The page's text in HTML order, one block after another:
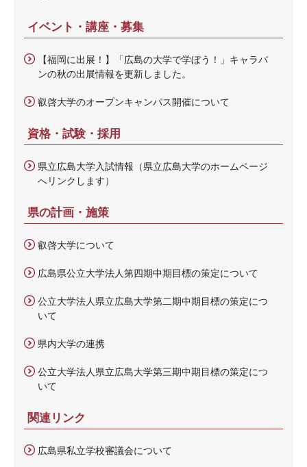
イベント・講座・募集
【福岡に出展！】「広島の大学で学ぼう！」キャラバ
ンの秋の出展情報を更新しました。
叡啓大学のオープンキャンパス開催について
資格・試験・採用
県立広島大学入試情報（県立広島大学のホームページ
へリンクします）
県の計画・施策
叡啓大学について
広島県公立大学法人第四期中期目標の策定について
公立大学法人県立広島大学第二期中期目標の策定につ
いて
県内大学の連携
公立大学法人県立広島大学第三期中期目標の策定につ
いて
関連リンク
広島県私立学校審議会について